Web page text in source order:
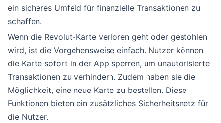
ein sicheres Umfeld für finanzielle Transaktionen zu
schaffen.
Wenn die Revolut-Karte verloren geht oder gestohlen
wird, ist die Vorgehensweise einfach. Nutzer können
die Karte sofort in der App sperren, um unautorisierte
Transaktionen zu verhindern. Zudem haben sie die
Möglichkeit, eine neue Karte zu bestellen. Diese
Funktionen bieten ein zusätzliches Sicherheitsnetz für
die Nutzer.